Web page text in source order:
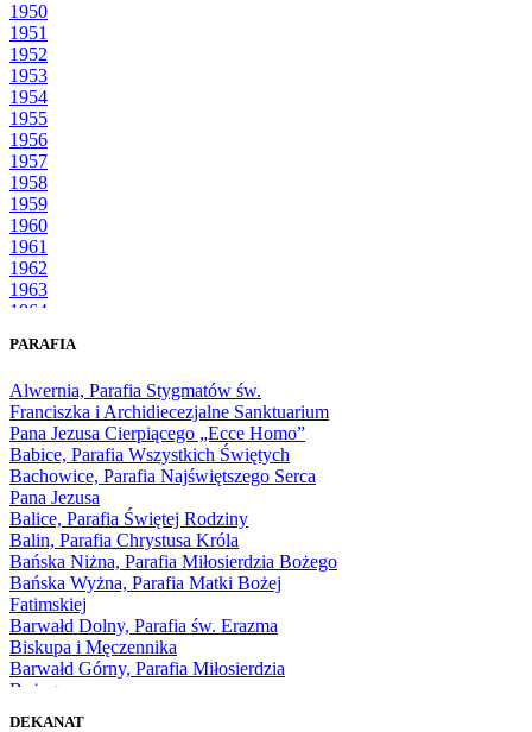
1950
1951
1952
1953
1954
1955
1956
1957
1958
1959
1960
1961
1962
1963
1964
1966
1968
1969
1970
1971
1972
1973
1974
1975
1976
1977
1978
1979
1980
1981
1983
PARAFIA
Alwernia, Parafia Stygmatów św.
Franciszka i Archidiecezjalne Sanktuarium
Pana Jezusa Cierpiącego „Ecce Homo”
Babice, Parafia Wszystkich Świętych
Bachowice, Parafia Najświętszego Serca
Pana Jezusa
Balice, Parafia Świętej Rodziny
Balin, Parafia Chrystusa Króla
Bańska Niżna, Parafia Miłosierdzia Bożego
Bańska Wyżna, Parafia Matki Bożej
Fatimskiej
Barwałd Dolny, Parafia św. Erazma
Biskupa i Męczennika
Barwałd Górny, Parafia Miłosierdzia
Bożego
DEKANAT